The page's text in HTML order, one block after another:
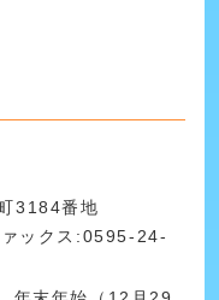
3184番地
ックス:0595-24-